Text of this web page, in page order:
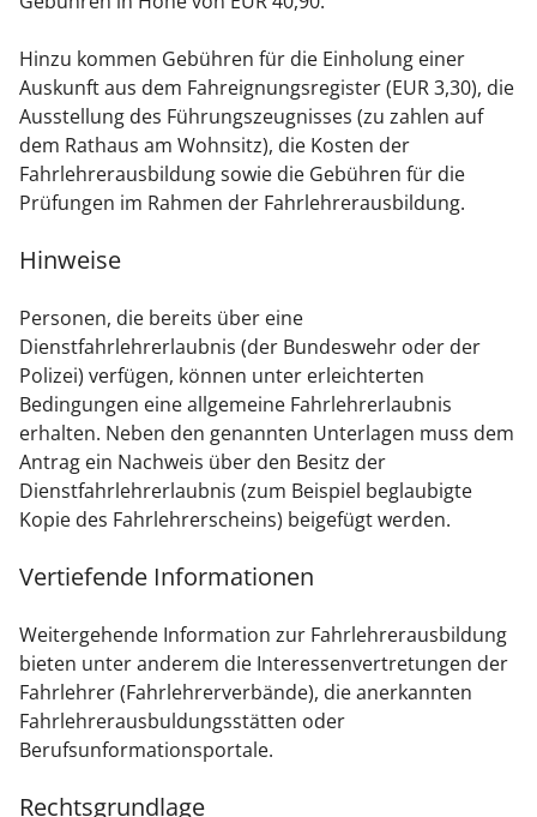
Hinzu kommen Gebühren für die Einholung einer
Auskunft aus dem Fahreignungsregister (EUR 3,30), die
Ausstellung des Führungszeugnisses (zu zahlen auf
dem Rathaus am Wohnsitz), die Kosten der
Fahrlehrerausbildung sowie die Gebühren für die
Prüfungen im Rahmen der Fahrlehrerausbildung.
Hinweise
Personen, die bereits über eine
Dienstfahrlehrerlaubnis (der Bundeswehr oder der
Polizei) verfügen, können unter erleichterten
Bedingungen eine allgemeine Fahrlehrerlaubnis
erhalten. Neben den genannten Unterlagen muss dem
Antrag ein Nachweis über den Besitz der
Dienstfahrlehrerlaubnis (zum Beispiel beglaubigte
Kopie des Fahrlehrerscheins) beigefügt werden.
Vertiefende Informationen
Weitergehende Information zur Fahrlehrerausbildung
bieten unter anderem die Interessenvertretungen der
Fahrlehrer (Fahrlehrerverbände), die anerkannten
Fahrlehrerausbuldungsstätten oder
Berufsunformationsportale.
Rechtsgrundlage